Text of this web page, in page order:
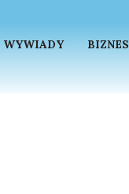
WYWIADY BIZNES